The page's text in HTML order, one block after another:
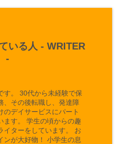
いる人 - WRITER
-
す。 30代から未経験で保
、その後転職し、発達障
のデイサービスにパート
ます。 学生の頃からの趣
イターをしています。 お
ンが大好物！ 小学生の息